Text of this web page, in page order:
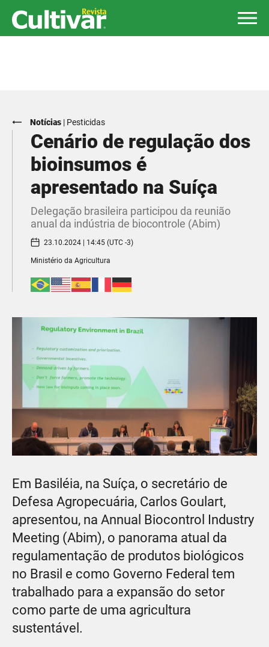
Notícias | Pesticidas
Cenário de regulação dos
bioinsumos é
apresentado na Suíça
Delegação brasileira participou da reunião
anual da indústria de biocontrole (Abim)
23.10.2024 | 14:45 (UTC -3)
Ministério da Agricultura
Em Basiléia, na Suíça, o secretário de
Defesa Agropecuária, Carlos Goulart,
apresentou, na Annual Biocontrol Industry
Meeting (Abim), o panorama atual da
regulamentação de produtos biológicos
no Brasil e como Governo Federal tem
trabalhado para a expansão do setor
como parte de uma agricultura
sustentável.